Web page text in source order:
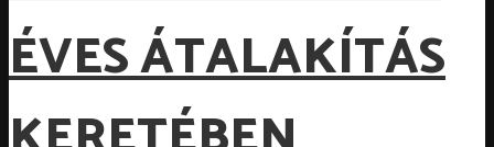
ÉVES ÁTALAKÍTÁS